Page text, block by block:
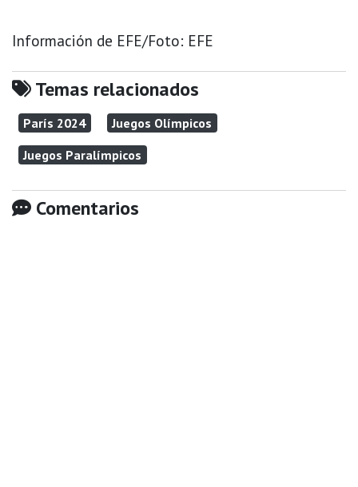
Información de EFE/Foto: EFE
Temas relacionados
París 2024
Juegos Olímpicos
Juegos Paralímpicos
Comentarios